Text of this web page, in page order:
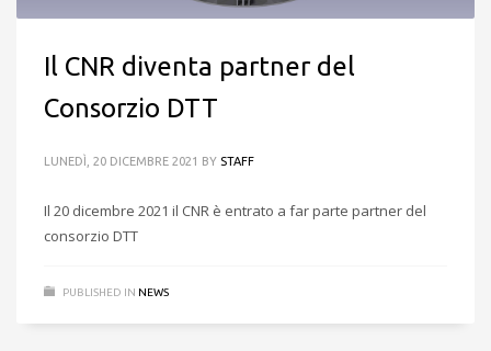
Il CNR diventa partner del
Consorzio DTT
LUNEDÌ, 20 DICEMBRE 2021 BY STAFF
Il 20 dicembre 2021 il CNR è entrato a far parte partner del
consorzio DTT
PUBLISHED IN NEWS